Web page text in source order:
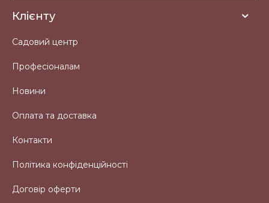
Клієнту
Садовий центр
Професіоналам
Новини
Оплата та доставка
Контакти
Політика конфіденційності
Договір оферти